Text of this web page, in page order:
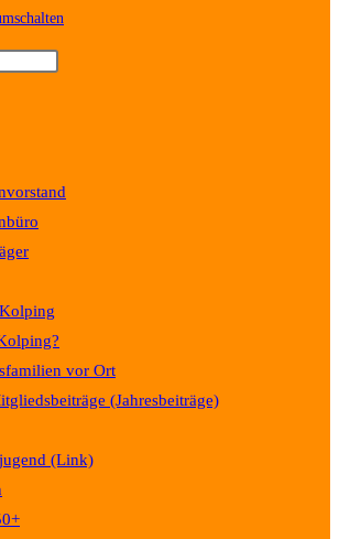
vor Ort
(Jahresbeiträge)
(Link)